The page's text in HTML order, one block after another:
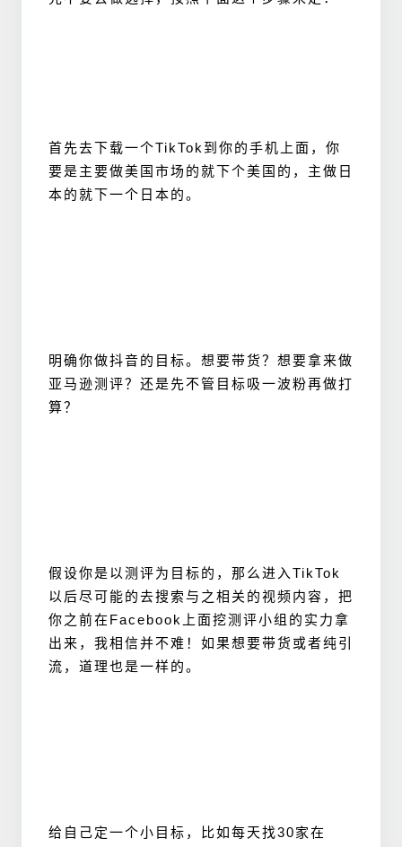
首先去下载一个TikTok到你的手机上面，你
要是主要做美国市场的就下个美国的，主做日
本的就下一个日本的。
明确你做抖音的目标。想要带货？想要拿来做
亚马逊测评？还是先不管目标吸一波粉再做打
算？
假设你是以测评为目标的，那么进入TikTok
以后尽可能的去搜索与之相关的视频内容，把
你之前在Facebook上面挖测评小组的实力拿
出来，我相信并不难！如果想要带货或者纯引
流，道理也是一样的。
给自己定一个小目标，比如每天找30家在